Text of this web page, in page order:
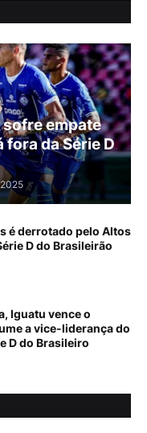
sofre empate
fora da Série D
é derrotado pelo Altos
D do Brasileirão
Iguatu vence o
a vice-liderança do
D do Brasileiro